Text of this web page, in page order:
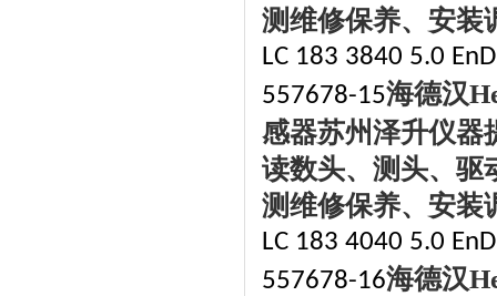
测维修保养、安装
LC 183 3840 5.0
557678-15海德汉
感器苏州泽升仪器
读数头、测头、驱
测维修保养、安装
LC 183 4040 5.0
557678-16海德汉